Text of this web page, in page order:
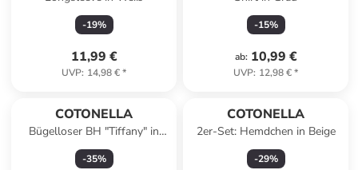
-19%
11,99 €
UVP: 14,98 €*
-15%
ab: 10,99 €
UVP: 12,98 €*
COTONELLA
Bügelloser BH "Tiffany" in
Türkis
-35%
COTONELLA
2er-Set: Hemdchen in Beige
-29%